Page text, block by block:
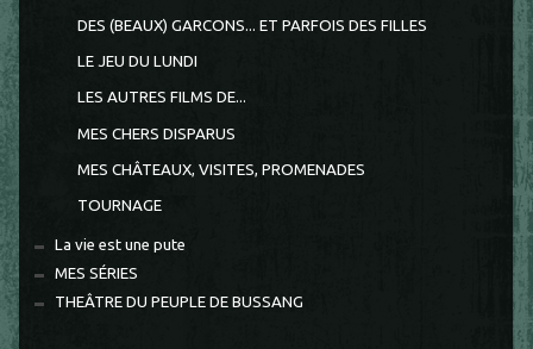
DES (BEAUX) GARCONS... ET PARFOIS DES FILLES
LE JEU DU LUNDI
LES AUTRES FILMS DE...
MES CHERS DISPARUS
MES CHÂTEAUX, VISITES, PROMENADES
TOURNAGE
La vie est une pute
MES SÉRIES
THEÂTRE DU PEUPLE DE BUSSANG